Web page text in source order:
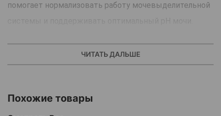
помогает нормализовать работу мочевыделительной
ЧИТАТЬ ДАЛЬШЕ
Похожие товары